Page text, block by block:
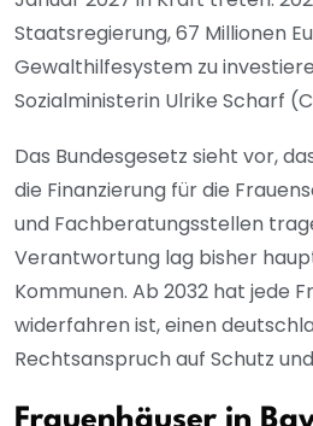
Staatsregierung, 67 Millionen
Gewalthilfesystem zu
Sozialministerin Ulrike Scharf
Das Bundesgesetz sieht vor,
die Finanzierung für die
und Fachberatungsstellen
Verantwortung lag bisher
Kommunen. Ab 2032 hat jede
widerfahren ist, einen
Rechtsanspruch auf Schutz
Frauenhäuser in